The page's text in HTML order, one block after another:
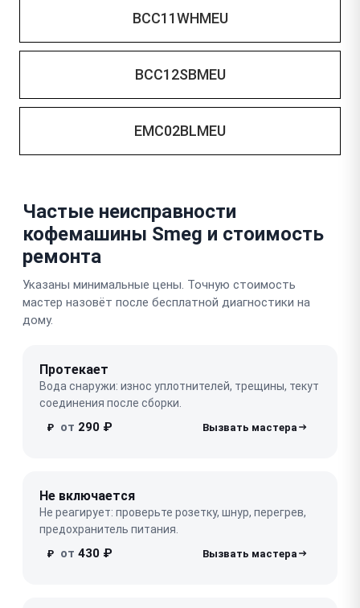
BCC11WHMEU
BCC12SBMEU
EMC02BLMEU
Частые неисправности
кофемашины Smeg и стоимость
ремонта
Указаны минимальные цены. Точную стоимость
мастер назовёт после бесплатной диагностики на
дому.
Протекает
Вода снаружи: износ уплотнителей, трещины, текут
соединения после сборки.
₽ от 290 ₽
Не включается
Не реагирует: проверьте розетку, шнур, перегрев,
предохранитель питания.
₽ от 430 ₽